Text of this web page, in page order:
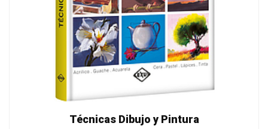
Técnicas Dibujo y Pintura